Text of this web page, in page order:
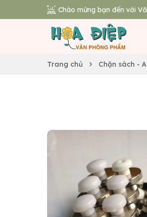
Chào mừng bạn đến với
Trang chủ Chặn sách -